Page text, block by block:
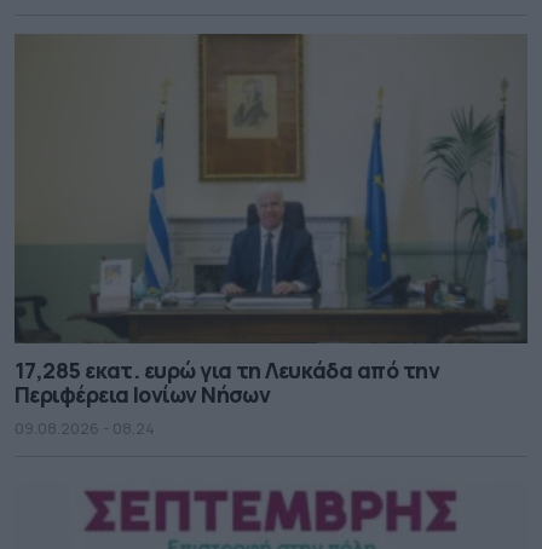
17,285 εκατ. ευρώ για τη Λευκάδα από την
Περιφέρεια Ιονίων Νήσων
09.08.2026 - 08.24